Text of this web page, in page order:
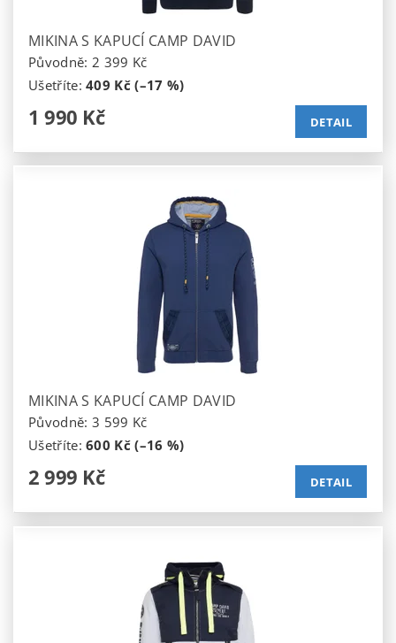
MIKINA S KAPUCÍ CAMP DAVID
Původně: 2 399 Kč
Ušetříte:409 Kč (–17 %)
1 990 Kč DETAIL
MIKINA S KAPUCÍ CAMP DAVID
Původně: 3 599 Kč
Ušetříte:600 Kč (–16 %)
2 999 Kč DETAIL